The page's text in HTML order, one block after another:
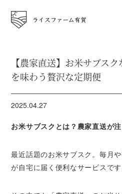
【農家直送】お米サブス
を味わう贅沢な定期便
2025.04.27
お米サブスクとは？農家直送が
最近話題のお米サブスク。毎月
が自宅に届く便利なサービスです